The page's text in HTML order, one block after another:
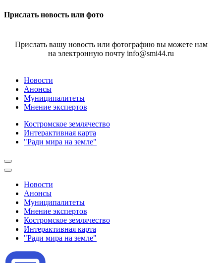
Прислать новость или фото
Прислать вашу новость или фотографию вы можете нам
на электронную почту info@smi44.ru
Новости
Анонсы
Муниципалитеты
Мнение экспертов
Костромское землячество
Интерактивная карта
"Ради мира на земле"
Новости
Анонсы
Муниципалитеты
Мнение экспертов
Костромское землячество
Интерактивная карта
"Ради мира на земле"